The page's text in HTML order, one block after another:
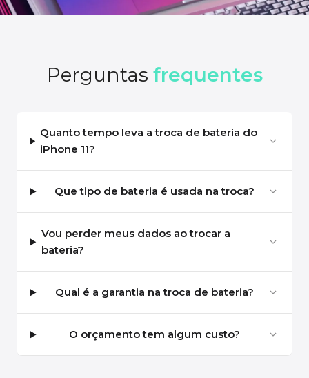
Perguntas frequentes
Quanto tempo leva a troca de bateria do
iPhone 11?
Que tipo de bateria é usada na troca?
Vou perder meus dados ao trocar a
bateria?
Qual é a garantia na troca de bateria?
O orçamento tem algum custo?